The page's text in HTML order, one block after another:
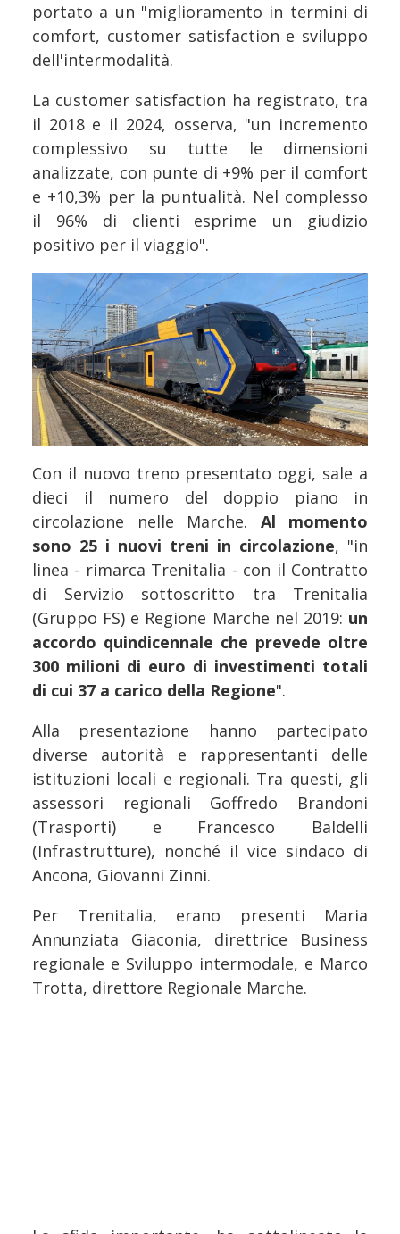
portato a un "miglioramento in termini di
comfort, customer satisfaction e sviluppo
dell'intermodalità.
La customer satisfaction ha registrato, tra
il 2018 e il 2024, osserva, "un incremento
complessivo su tutte le dimensioni
analizzate, con punte di +9% per il comfort
e +10,3% per la puntualità. Nel complesso
il 96% di clienti esprime un giudizio
positivo per il viaggio".
Con il nuovo treno presentato oggi, sale a
dieci il numero del doppio piano in
circolazione nelle Marche. Al momento
sono 25 i nuovi treni in circolazione, "in
linea - rimarca Trenitalia - con il Contratto
di Servizio sottoscritto tra Trenitalia
(Gruppo FS) e Regione Marche nel 2019: un
accordo quindicennale che prevede oltre
300 milioni di euro di investimenti totali
di cui 37 a carico della Regione".
Alla presentazione hanno partecipato
diverse autorità e rappresentanti delle
istituzioni locali e regionali. Tra questi, gli
assessori regionali Goffredo Brandoni
(Trasporti) e Francesco Baldelli
(Infrastrutture), nonché il vice sindaco di
Ancona, Giovanni Zinni.
Per Trenitalia, erano presenti Maria
Annunziata Giaconia, direttrice Business
regionale e Sviluppo intermodale, e Marco
Trotta, direttore Regionale Marche.